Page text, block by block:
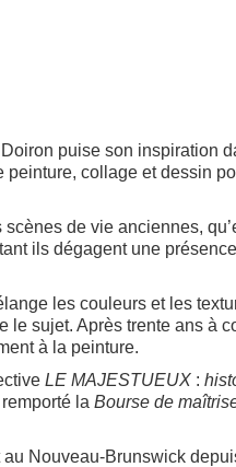
puise son inspiration
collage et dessin
de vie anciennes,
ils dégagent une
les couleurs et les
le sujet. Après trente ans à
à la peinture.
LE MAJESTUEUX :
la Bourse de
Nouveau-Brunswick